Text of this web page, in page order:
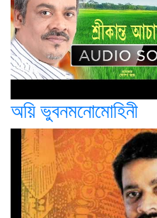
অয়ি ভুবনমনোমোহিনী